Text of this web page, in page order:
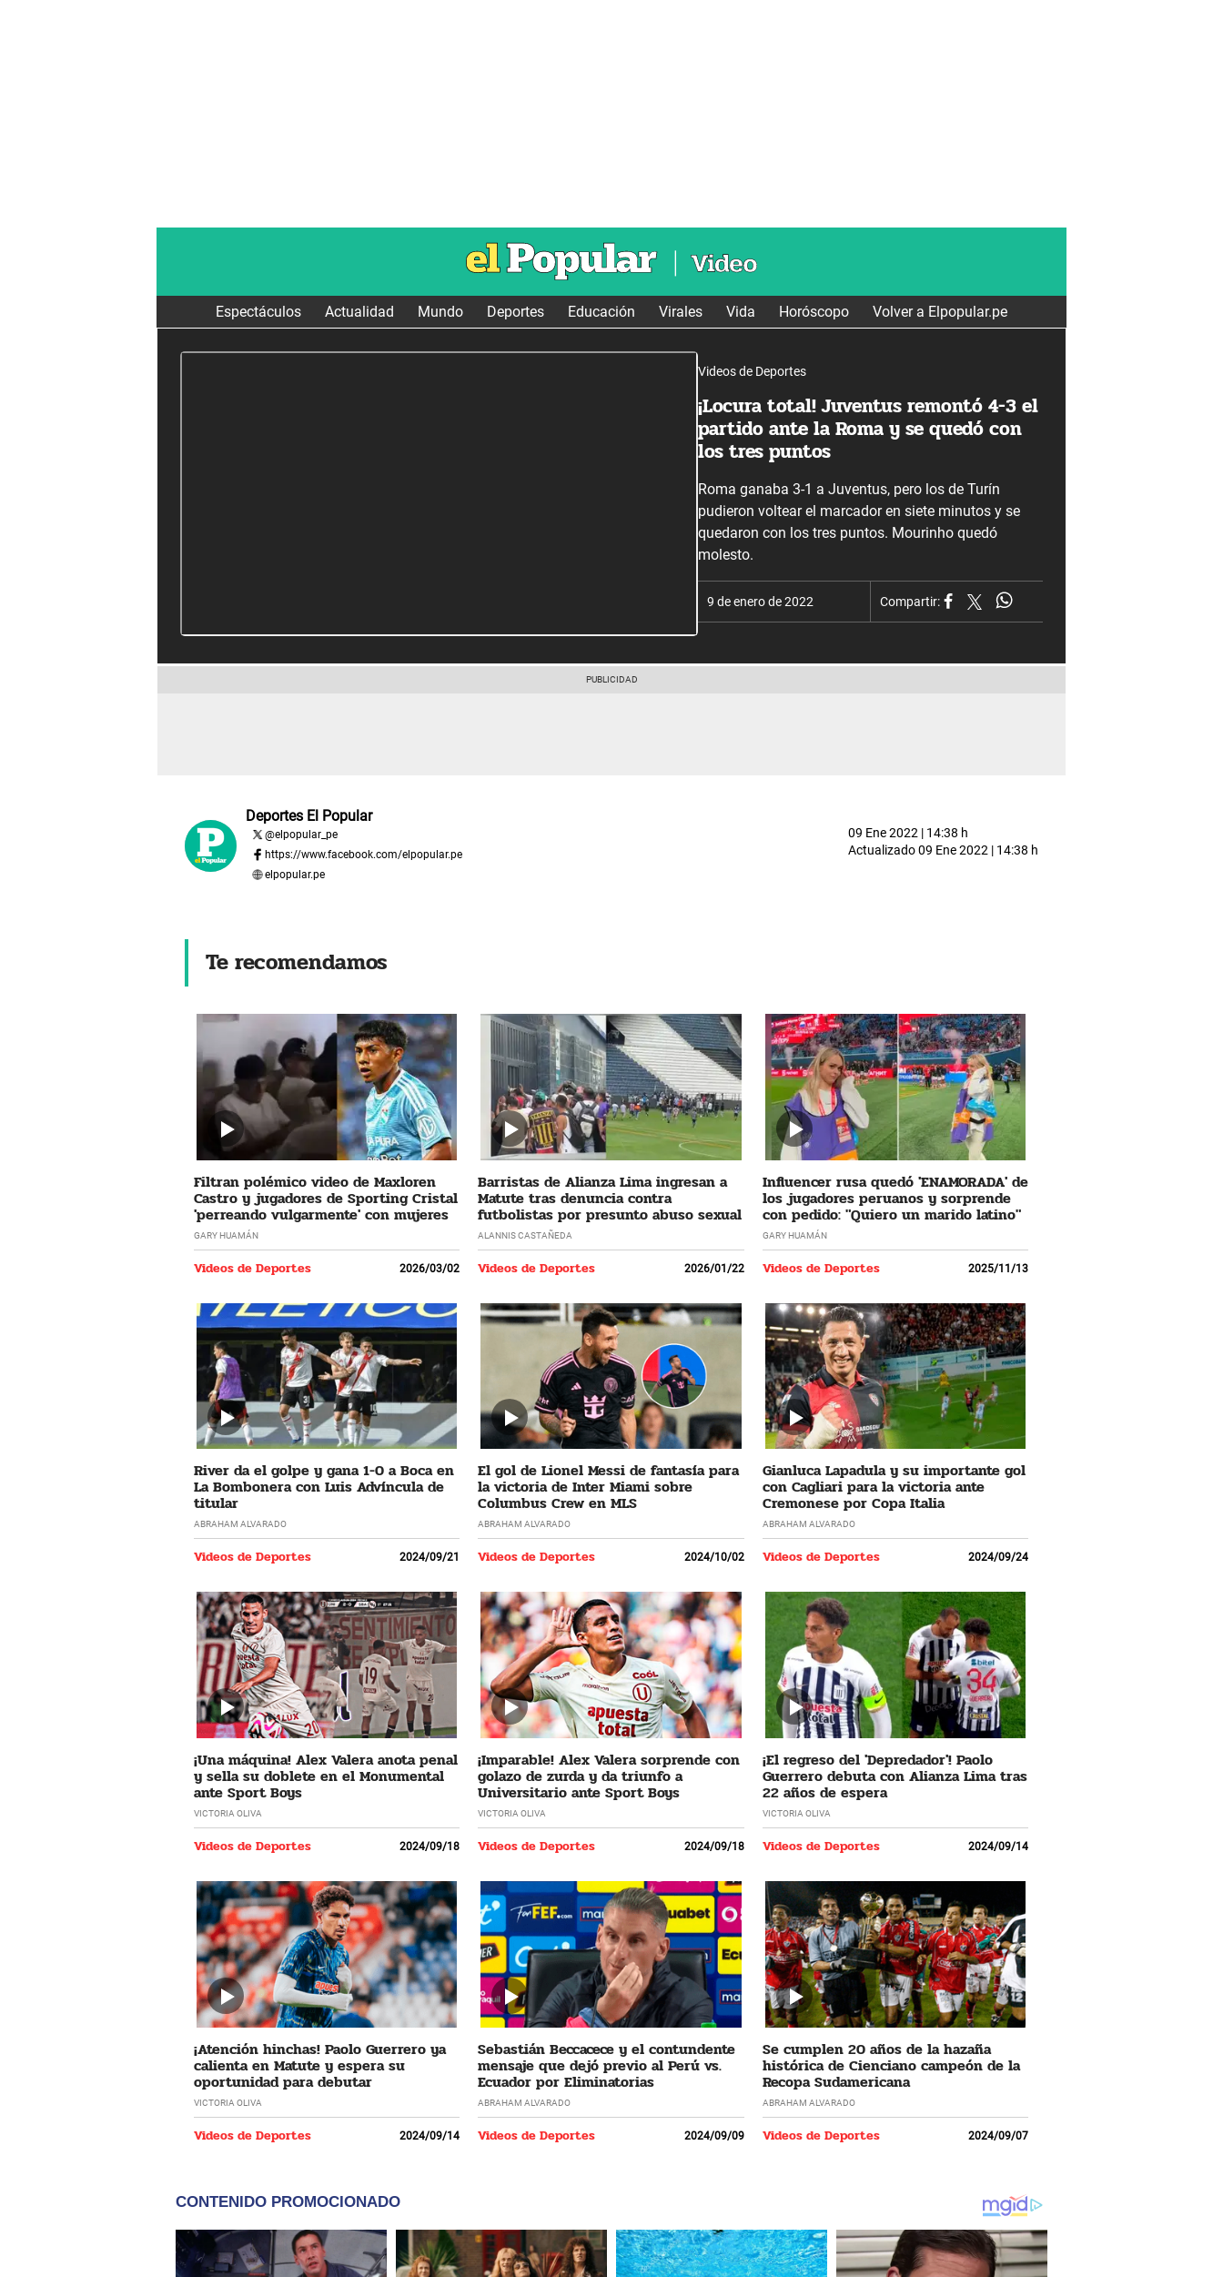
Espectáculos Actualidad Mundo Deportes Educación Virales Vida Horóscopo Volver a Elpopular.pe
Videos de Deportes
¡Locura total! Juventus remontó 4-3 el
partido ante la Roma y se quedó con
los tres puntos
Roma ganaba 3-1 a Juventus, pero los de Turín
pudieron voltear el marcador en siete minutos y se
quedaron con los tres puntos. Mourinho quedó
molesto.
9 de enero de 2022 Compartir:
Deportes El Popular
@elpopular_pe
https://www.facebook.com/elpopular.pe
elpopular.pe
09 Ene 2022 | 14:38 h
Actualizado09 Ene 2022 | 14:38 h
Te recomendamos
Filtran polémico video de Maxloren
Castro y jugadores de Sporting Cristal
'perreando vulgarmente' con mujeres
GARY HUAMÁN
Videos de Deportes 2026/03/02
Barristas de Alianza Lima ingresan a
Matute tras denuncia contra
futbolistas por presunto abuso sexual
ALANNIS CASTAÑEDA
Videos de Deportes 2026/01/22
Influencer rusa quedó 'ENAMORADA' de
los jugadores peruanos y sorprende
con pedido: "Quiero un marido latino"
GARY HUAMÁN
Videos de Deportes 2025/11/13
River da el golpe y gana 1-0 a Boca en
La Bombonera con Luis Advíncula de
titular
ABRAHAM ALVARADO
Videos de Deportes 2024/09/21
El gol de Lionel Messi de fantasía para
la victoria de Inter Miami sobre
Columbus Crew en MLS
ABRAHAM ALVARADO
Videos de Deportes 2024/10/02
Gianluca Lapadula y su importante gol
con Cagliari para la victoria ante
Cremonese por Copa Italia
ABRAHAM ALVARADO
Videos de Deportes 2024/09/24
¡Una máquina! Alex Valera anota penal
y sella su doblete en el Monumental
ante Sport Boys
VICTORIA OLIVA
Videos de Deportes 2024/09/18
¡Imparable! Alex Valera sorprende con
golazo de zurda y da triunfo a
Universitario ante Sport Boys
VICTORIA OLIVA
Videos de Deportes 2024/09/18
¡El regreso del 'Depredador'! Paolo
Guerrero debuta con Alianza Lima tras
22 años de espera
VICTORIA OLIVA
Videos de Deportes 2024/09/14
¡Atención hinchas! Paolo Guerrero ya
calienta en Matute y espera su
oportunidad para debutar
VICTORIA OLIVA
Videos de Deportes 2024/09/14
Sebastián Beccacece y el contundente
mensaje que dejó previo al Perú vs.
Ecuador por Eliminatorias
ABRAHAM ALVARADO
Videos de Deportes 2024/09/09
Se cumplen 20 años de la hazaña
histórica de Cienciano campeón de la
Recopa Sudamericana
ABRAHAM ALVARADO
Videos de Deportes 2024/09/07